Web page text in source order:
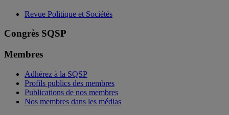
Revue Politique et Sociétés
Congrès SQSP
Membres
Adhérez à la SQSP
Profils publics des membres
Publications de nos membres
Nos membres dans les médias